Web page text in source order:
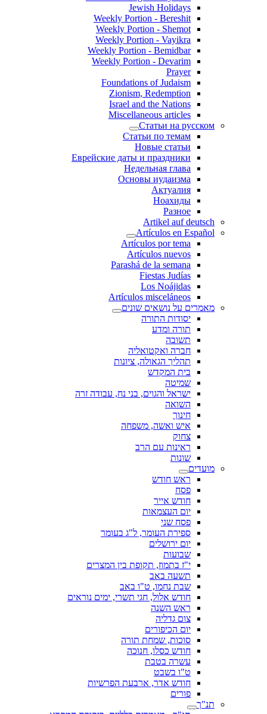
Jewish Holidays
Weekly Portion - Bereshit
Weekly Portion - Shemot
Weekly Portion - Vayikra
Weekly Portion - Bemidbar
Weekly Portion - Devarim
Prayer
Foundations of Judaism
Zionism, Redemption
Israel and the Nations
Miscellaneous articles
Статьи на русском
Статьи по темам
Новые статьи
Еврейские даты и праздники
Недельная глава
Основы иудаизма
Актуалия
Ноахиды
Разное
Artikel auf deutsch
Artículos en Español
Artículos por tema
Artículos nuevos
Parashá de la semana
Fiestas Judías
Los Noájidas
Artículos misceláneos
מאמרים על נושאים שונים
יסודות התורה
תורה ומדע
תשובה
חברה ואקטואליה
תהליך הגאולה, ציונות
בית המקדש
שמיטה
ישראל והגוים, בני נח, עבודה זרה
השואה
חינוך
איש ואשה, משפחה
צחוק
ראינות עם הרב
שונות
מועדים
ראש חודש
פסח
חודש אייר
יום העצמאות
פסח שני
ספירת העומר, ל"ג בעומר
יום ירושלים
שבועות
י"ז בתמוז, תקופת בין המצרים
תשעה באב
שבת נחמו, ט"ו באב
חודש אלול, חגי תשרי, ימים נוראים
ראש השנה
צום גדליה
יום הכיפורים
סוכות, שמחת תורה
חודש כסלו, חנוכה
עשרה בטבת
ט"ו בשבט
חודש אדר, ארבעת הפרשיות
פורים
תנ"ך